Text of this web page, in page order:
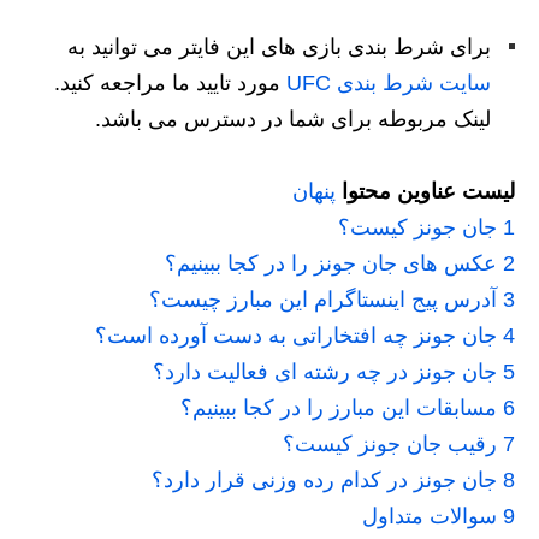
برای شرط بندی بازی های این فایتر می توانید به
سایت شرط بندی UFC
مورد تایید ما مراجعه کنید.
لینک مربوطه برای شما در دسترس می باشد.
لیست عناوین محتوا پنهان
1 جان جونز کیست؟
2 عکس های جان جونز را در کجا ببینیم؟
3 آدرس پیج اینستاگرام این مبارز چیست؟
4 جان جونز چه افتخاراتی به دست آورده است؟
5 جان جونز در چه رشته ای فعالیت دارد؟
6 مسابقات این مبارز را در کجا ببینیم؟
7 رقیب جان جونز کیست؟
8 جان جونز در کدام رده وزنی قرار دارد؟
9 سوالات متداول